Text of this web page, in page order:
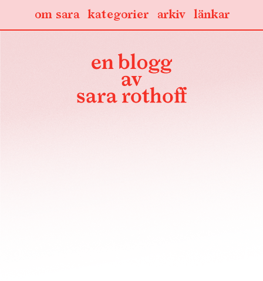
länkar
arkiv
kategorier
om sara